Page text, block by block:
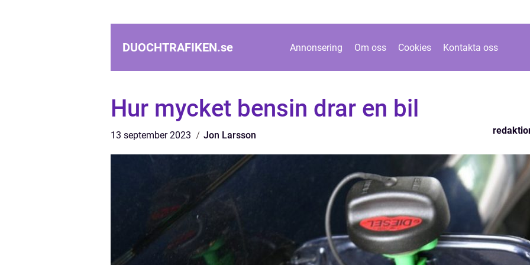
DUOCHTRAFIKEN.se Annonsering Om oss Cookies Kontakta oss
Hur mycket bensin drar en bil
13 september 2023 Jon Larsson